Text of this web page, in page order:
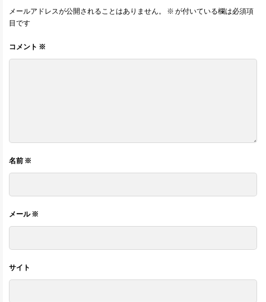
メールアドレスが公開されることはありません。 ※ が付いている欄は必須項
目です
コメント ※
名前 ※
メール※
サイト